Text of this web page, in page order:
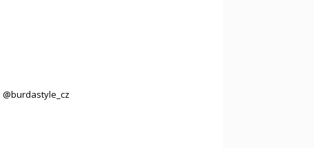
@burdastyle_cz